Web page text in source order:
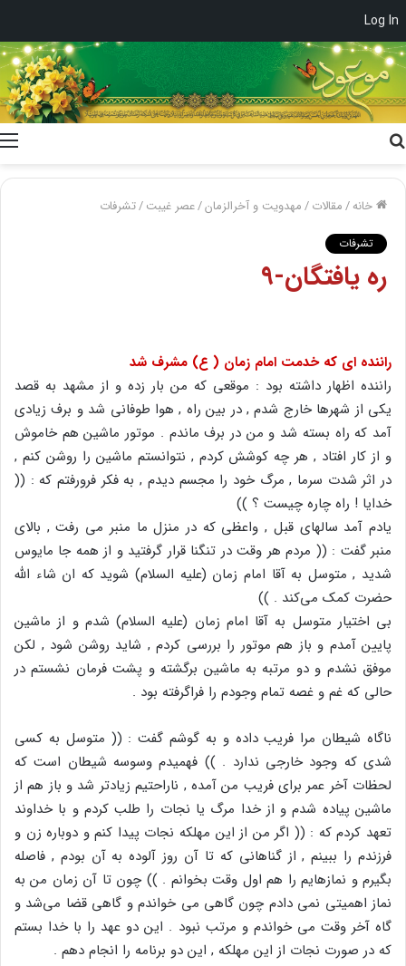
Log In
خانه/مقالات/مهدویت و آخرالزمان/عصر غیبت/تشرفات
تشرفات
ره یافتگان-۹
راننده ای که خدمت امام زمان ( ع) مشرف شد
راننده اظهار داشته بود : موقعی که من بار زده و از مشهد به قصد
یکی از شهرها خارج شدم , در بین راه , هوا طوفانی شد و برف زیادی
آمد که راه بسته شد و من در برف ماندم . موتور ماشین هم خاموش
و از کار افتاد , هر چه کوشش کردم , نتوانستم ماشین را روشن کنم ,
در اثر شدت سرما , مرگ خود را مجسم دیدم , به فکر فرورفتم که : ((
خدایا ! راه چاره چیست ؟ ))
یادم آمد سالهای قبل , واعظی که در منزل ما منبر می رفت , بالای
منبر گفت : (( مردم هر وقت در تنگنا قرار گرفتید و از همه جا مایوس
شدید , متوسل به آقا امام زمان (علیه السلام) شوید که ان شاء الله
حضرت کمک می‌کند . ))
بی اختیار متوسل به آقا امام زمان (علیه السلام) شدم و از ماشین
پایین آمدم و باز هم موتور را بررسی کردم , شاید روشن شود , لکن
موفق نشدم و دو مرتبه به ماشین برگشته و پشت فرمان نشستم در
حالی که غم و غصه تمام وجودم را فراگرفته بود .
ناگاه شیطان مرا فریب داده و به گوشم گفت : (( متوسل به کسی
شدی که وجود خارجی ندارد . )) فهمیدم وسوسه شیطان است که
لحظات آخر عمر برای فریب من آمده , ناراحتیم زیادتر شد و باز هم از
ماشین پیاده شدم و از خدا مرگ یا نجات را طلب کردم و با خداوند
تعهد کردم که : (( اگر من از این مهلکه نجات پیدا کنم و دوباره زن و
فرزندم را ببینم , از گناهانی که تا آن روز آلوده به آن بودم , فاصله
بگیرم و نمازهایم را هم اول وقت بخوانم . )) چون تا آن زمان من به
نماز اهمیتی نمی دادم چون گاهی می خواندم و گاهی قضا می‌شد و
گاه آخر وقت می خواندم و مرتب نبود . این دو عهد را با خدا بستم
که در صورت نجات از این مهلکه , این دو برنامه را انجام دهم .